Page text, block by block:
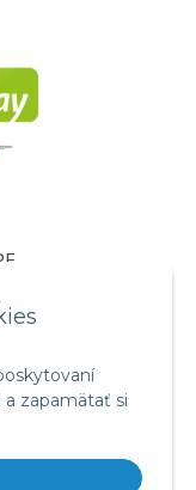
a zapamätať si